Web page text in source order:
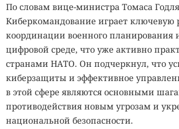
По словам вице-министра Томаса
Киберкомандование играет ключевую
координации военного планирования
цифровой среде, что уже активно
странами НАТО. Он подчеркнул, что
киберзащиты и эффективное
в этой сфере являются основными
противодействия новым угрозам и
национальной безопасности.